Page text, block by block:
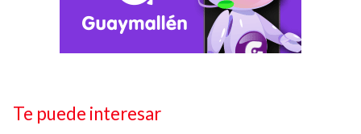
Te puede interesar